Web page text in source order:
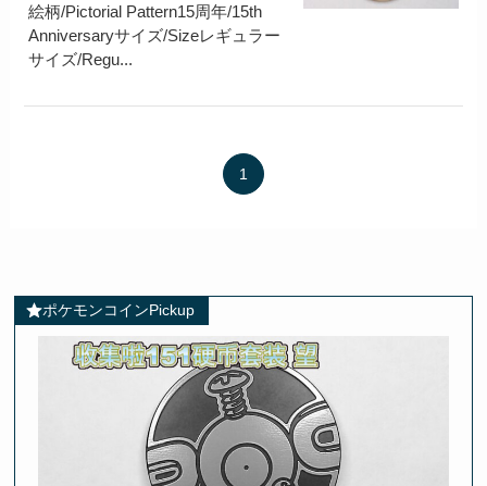
絵柄/Pictorial Pattern15周年/15th
Anniversaryサイズ/Sizeレギュラー
サイズ/Regu...
1
ポケモンコインPickup